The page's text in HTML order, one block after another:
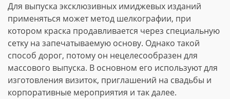
Для выпуска эксклюзивных имиджевых изданий
применяться может метод шелкографии, при
котором краска продавливается через специальную
сетку на запечатываемую основу. Однако такой
способ дорог, потому он нецелесообразен для
массового выпуска. В основном его используют для
изготовления визиток, приглашений на свадьбы и
корпоративные мероприятия и так далее.